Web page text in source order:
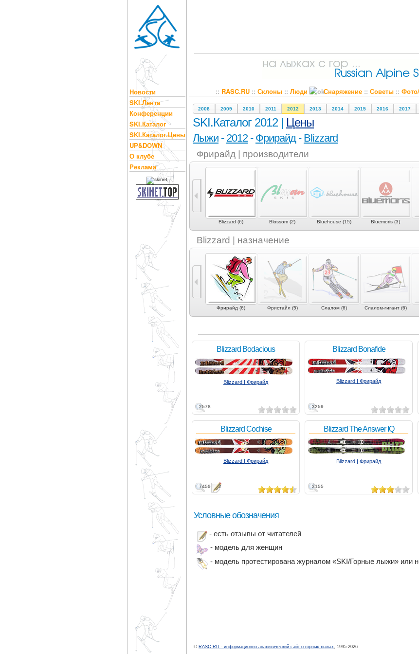
Новости
SKI.Лента
Конференции
SKI.Каталог
SKI.Каталог.Цены
UP&DOWN
О клубе
Реклама
:: RASC.RU:: Склоны:: Люди Снаряжение:: Советы::
2008 2009 2010 2011 2012 2013 2014 2015 2016 2017
SKI.Каталог 2012 | Цены
Лыжи - 2012- Фрирайд- Blizzard
Фрирайд | производители
Black Thunder (1) Blizzard (6) Blossom (2) Bluehouse (15) Bluemoris (3)
Blizzard | назначение
Экспертный карвинг
Фрирайд (6) Фристайл (5) Слалом (6) Слалом-гигант (6)
2578
Blizzard Bodacious
Blizzard | Фрирайд
3259
Blizzard Bonafide
Blizzard | Фрирайд
7459 2
Blizzard Cochise
Blizzard | Фрирайд
2155
Blizzard The Answer IQ
Blizzard | Фрирайд
Условные обозначения
- есть отзывы от читателей
- модель для женщин
- модель протестирована журналом «SKI/Горные лыжи» или
© RASC.RU - информационно-аналитический сайт о горных лыжах, 1995-2026